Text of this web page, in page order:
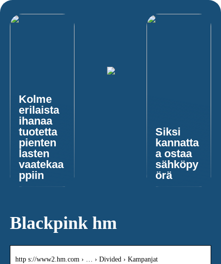
Kolme
erilaista
ihanaa
tuotetta
pienten
lasten
vaatekaa
ppiin
Siksi
kannatta
a ostaa
sähköpy
örä
Blackpink hm
http s://www2.hm.com › … › Divided › Kampanjat